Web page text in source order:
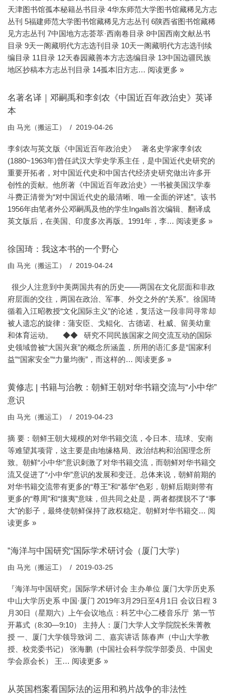
天津图书馆孤本秘籍丛书目录 4华东师范大学图书馆藏稀见方志
丛刊 5福建师范大学图书馆藏稀见方志丛刊 6陕西省图书馆藏稀
见方志丛刊 7中国地方志荟萃·西南卷目录 8中国西南文献丛书
目录 9天一阁藏明代方志选刊目录 10天一阁藏明代方志选刊续
编目录 11目录 12天春园藏善本方志选编目录 13中国边疆民族
地区抄稿本方志丛刊目录 14孤本旧方志… 阅读更多 »
名著名译｜邓嗣禹和李剑农《中国近百年政治史》英译
本
由 马光（搬运工） 2019-04-26
李剑农与英文版《中国近百年政治史》 著名史学家李剑农
(1880~1963年)曾任武汉大学史学系主任，是中国近代史研究的
重要开拓者，对中国近代史和中国古代经济史研究做出许多开
创性的贡献。他所著《中国近百年政治史》一书被美国汉学泰
斗费正清誉为“对中国近代史的最清晰、唯一全面的评述”。该书
1956年由笔者外公邓嗣禹及他的学生Ingalls首次编辑、翻译成
英文版后，在美国、印度多次再版。1991年，李… 阅读更多 »
徐国琦：我这本书的一个野心
由 马光（搬运工） 2019-04-24
很少人注意到中美两国共有的历史——两国在文化层面和非政
府层面的交往，两国在政治、军事、外交之外的“关系”。徐国琦
循着入江昭教授“文化国际主义”的论述，复活这一段非同寻常却
被人遗忘的旋律：蒲安臣、戈鲲化、古德诺、杜威、留美幼童
和体育运动。 ◆◆ 研究不同民族国家之间交流互动的国际
史领域曾被“大国兴衰”的概念所涵盖，所用的语汇多是“国家利
益”“国家安全”“力量均衡”，而这样的… 阅读更多 »
黄修志 | 书籍与治教：朝鲜王朝对华书籍交流与“小中华”
意识
由 马光（搬运工） 2019-04-23
摘 要：朝鲜王朝大规模的对华书籍交流，令日本、琉球、安南
等难望其项背，这主要是由地缘格局、政治结构和治国理念所
致。朝鲜“小中华”意识刺激了对华书籍交流，而朝鲜对华书籍交
流又促进了“小中华”意识的发展和变迁。总体来说，朝鲜前期的
对华书籍交流带有更多的“尊王”和“慕华”色彩，朝鲜后期则带有
更多的“尊周”和“攘夷”意味，但共同之处是，两者都摆脱不了“事
大”的影子，最终使朝鲜保持了政权稳定。朝鲜对华书籍交… 阅
读更多 »
”海洋与中国研究“国际学术研讨会（厦门大学）
由 马光（搬运工） 2019-03-25
『海洋与中国研究』国际学术研讨会 主办单位 厦门大学历史系
中山大学历史系 中国·厦门 2019年3月29日至4月1日 会议日程 3
月30日（星期六）上午会议地点：科艺中心二楼音乐厅 第一节
开幕式（8:30—9:10） 主持人：厦门大学人文学院院长朱菁教
授 一、厦门大学领导致词 二、嘉宾讲话 陈春声（中山大学教
授、校党委书记） 张海鹏（中国社会科学院学部委员、中国史
学会原会长） 王… 阅读更多 »
从英国档案看国际法的运用和鸦片战争的非法性